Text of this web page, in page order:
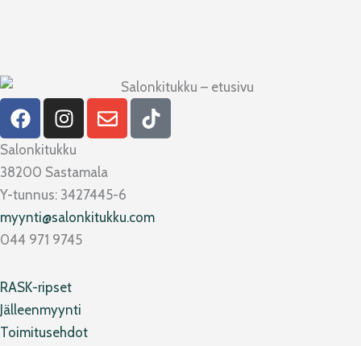
F
a
c
e
b
o
o
k
I
n
s
t
a
g
r
a
E
n
e
l
o
p
T
i
Salonkitukku
38200 Sastamala
Y-tunnus: 3427445-6
myynti@salonkitukku.com
044 971 9745
RASK-ripset
Jälleenmyynti
Toimitusehdot